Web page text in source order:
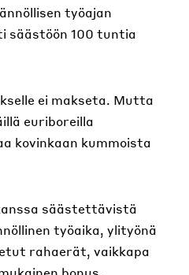
työajan
säästöön 100 tuntia
ei makseta. Mutta
euriboreilla
kovinkaan kummoista
säästettävistä
työaika, ylityönä
rahaerät, vaikkapa